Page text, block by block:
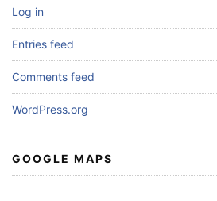
Log in
Entries feed
Comments feed
WordPress.org
GOOGLE MAPS